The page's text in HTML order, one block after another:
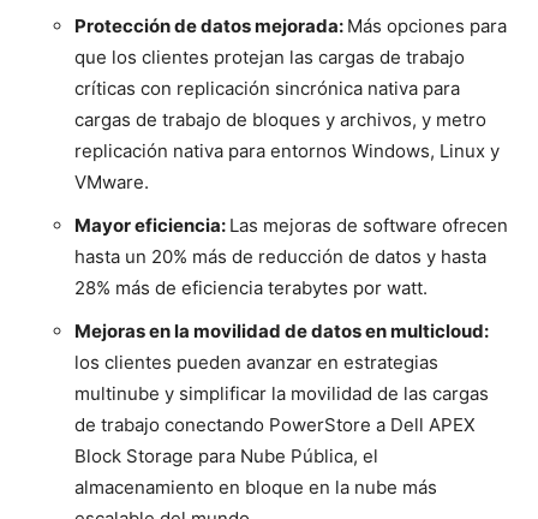
Protección de datos mejorada: Más opciones para
que los clientes protejan las cargas de trabajo
críticas con replicación sincrónica nativa para
cargas de trabajo de bloques y archivos, y metro
replicación nativa para entornos Windows, Linux y
VMware.
Mayor eficiencia: Las mejoras de software ofrecen
hasta un 20% más de reducción de datos y hasta
28% más de eficiencia terabytes por watt.
Mejoras en la movilidad de datos en multicloud:
los clientes pueden avanzar en estrategias
multinube y simplificar la movilidad de las cargas
de trabajo conectando PowerStore a Dell APEX
Block Storage para Nube Pública, el
almacenamiento en bloque en la nube más